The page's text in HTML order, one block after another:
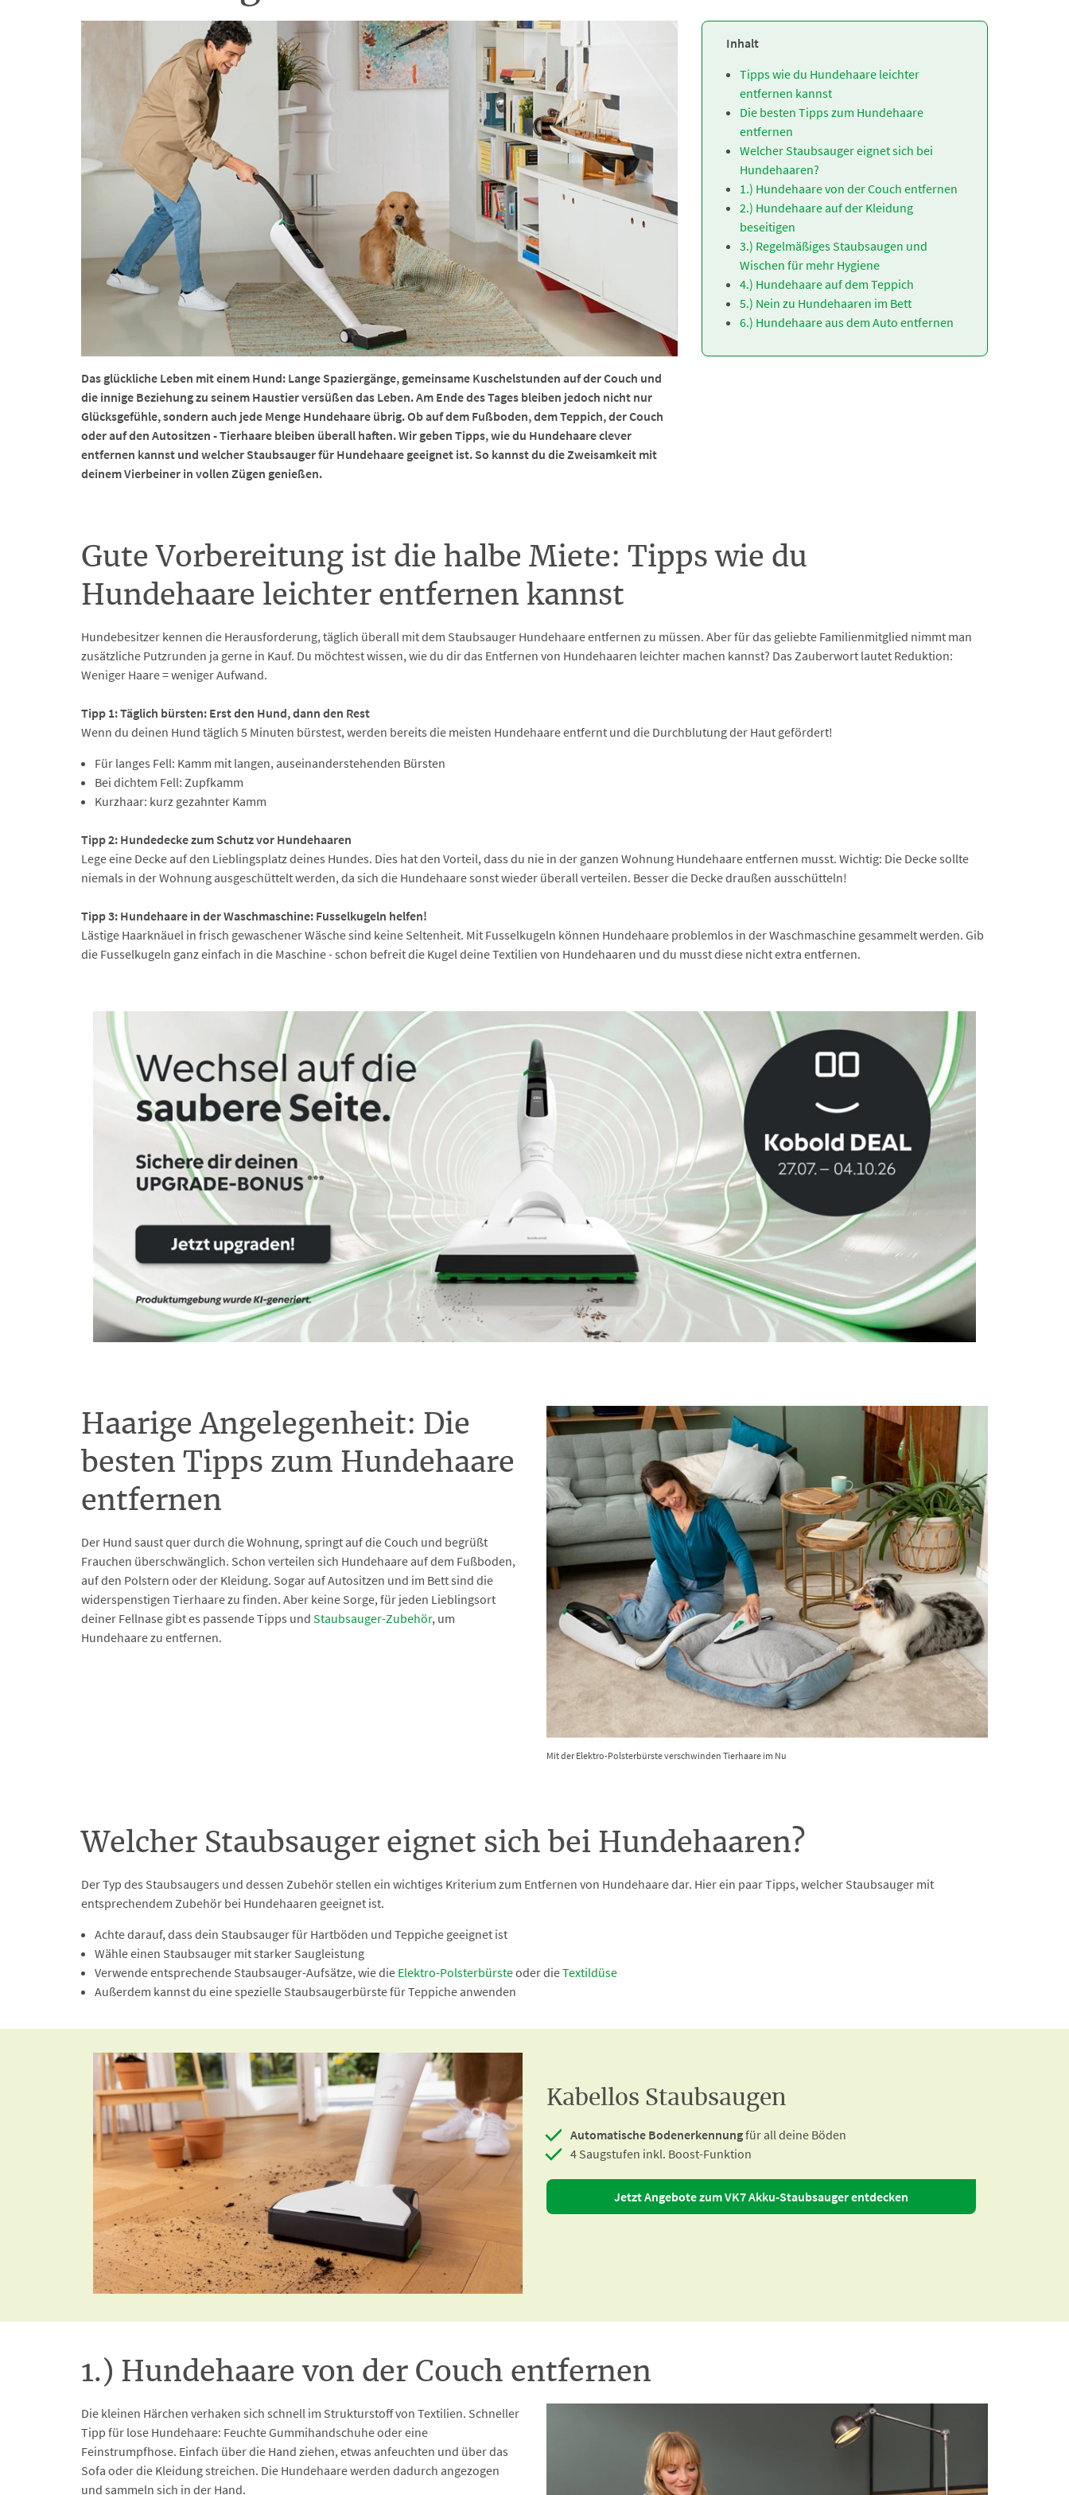
Das glückliche Leben mit einem Hund: Lange Spaziergänge, gemeinsame Kuschelstunden auf der Couch und
die innige Beziehung zu seinem Haustier versüßen das Leben. Am Ende des Tages bleiben jedoch nicht nur
Glücksgefühle, sondern auch jede Menge Hundehaare übrig. Ob auf dem Fußboden, dem Teppich, der Couch
oder auf den Autositzen - Tierhaare bleiben überall haften. Wir geben Tipps, wie du Hundehaare clever
entfernen kannst und welcher Staubsauger für Hundehaare geeignet ist. So kannst du die Zweisamkeit mit
deinem Vierbeiner in vollen Zügen genießen.
Inhalt
Tipps wie du Hundehaare leichter
entfernen kannst
Die besten Tipps zum Hundehaare
entfernen
Welcher Staubsauger eignet sich bei
Hundehaaren?
1.) Hundehaare von der Couch entfernen
2.) Hundehaare auf der Kleidung
beseitigen
3.) Regelmäßiges Staubsaugen und
Wischen für mehr Hygiene
4.) Hundehaare auf dem Teppich
5.) Nein zu Hundehaaren im Bett
6.) Hundehaare aus dem Auto entfernen
Gute Vorbereitung ist die halbe Miete: Tipps wie du
Hundehaare leichter entfernen kannst
Hundebesitzer kennen die Herausforderung, täglich überall mit dem Staubsauger Hundehaare entfernen zu müssen. Aber für das geliebte Familienmitglied nimmt man
zusätzliche Putzrunden ja gerne in Kauf. Du möchtest wissen, wie du dir das Entfernen von Hundehaaren leichter machen kannst? Das Zauberwort lautet Reduktion:
Weniger Haare = weniger Aufwand.
Tipp 1: Täglich bürsten: Erst den Hund, dann den Rest
Wenn du deinen Hund täglich 5 Minuten bürstest, werden bereits die meisten Hundehaare entfernt und die Durchblutung der Haut gefördert!
Für langes Fell: Kamm mit langen, auseinanderstehenden Bürsten
Bei dichtem Fell: Zupfkamm
Kurzhaar: kurz gezahnter Kamm
Tipp 2: Hundedecke zum Schutz vor Hundehaaren
Lege eine Decke auf den Lieblingsplatz deines Hundes. Dies hat den Vorteil, dass du nie in der ganzen Wohnung Hundehaare entfernen musst. Wichtig: Die Decke sollte
niemals in der Wohnung ausgeschüttelt werden, da sich die Hundehaare sonst wieder überall verteilen. Besser die Decke draußen ausschütteln!
Tipp 3: Hundehaare in der Waschmaschine: Fusselkugeln helfen!
Lästige Haarknäuel in frisch gewaschener Wäsche sind keine Seltenheit. Mit Fusselkugeln können Hundehaare problemlos in der Waschmaschine gesammelt werden. Gib
die Fusselkugeln ganz einfach in die Maschine - schon befreit die Kugel deine Textilien von Hundehaaren und du musst diese nicht extra entfernen.
Haarige Angelegenheit: Die
besten Tipps zum Hundehaare
entfernen
Der Hund saust quer durch die Wohnung, springt auf die Couch und begrüßt
Frauchen überschwänglich. Schon verteilen sich Hundehaare auf dem Fußboden,
auf den Polstern oder der Kleidung. Sogar auf Autositzen und im Bett sind die
widerspenstigen Tierhaare zu finden. Aber keine Sorge, für jeden Lieblingsort
deiner Fellnase gibt es passende Tipps und Staubsauger-Zubehör, um
Hundehaare zu entfernen.
Mit der Elektro-Polsterbürste verschwinden Tierhaare im Nu
Welcher Staubsauger eignet sich bei Hundehaaren?
Der Typ des Staubsaugers und dessen Zubehör stellen ein wichtiges Kriterium zum Entfernen von Hundehaare dar. Hier ein paar Tipps, welcher Staubsauger mit
entsprechendem Zubehör bei Hundehaaren geeignet ist.
Achte darauf, dass dein Staubsauger für Hartböden und Teppiche geeignet ist
Wähle einen Staubsauger mit starker Saugleistung
Verwende entsprechende Staubsauger-Aufsätze, wie die Elektro-Polsterbürsteoder dieTextildüse
Außerdem kannst du eine spezielle Staubsaugerbürste für Teppiche anwenden
Kabellos Staubsaugen
Automatische Bodenerkennungfür all deine Böden
4 Saugstufen inkl. Boost-Funktion
Jetzt Angebote zum VK7 Akku-Staubsauger entdecken
1.) Hundehaare von der Couch entfernen
Die kleinen Härchen verhaken sich schnell im Strukturstoff von Textilien. Schneller
Tipp für lose Hundehaare: Feuchte Gummihandschuhe oder eine
Feinstrumpfhose. Einfach über die Hand ziehen, etwas anfeuchten und über das
Sofa oder die Kleidung streichen. Die Hundehaare werden dadurch angezogen
und sammeln sich in der Hand.